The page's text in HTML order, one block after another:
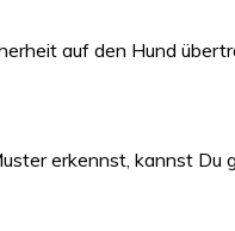
auf den Hund
erkennst, kannst Du